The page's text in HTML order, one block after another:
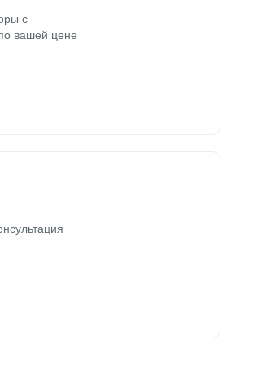
с
вашей цене